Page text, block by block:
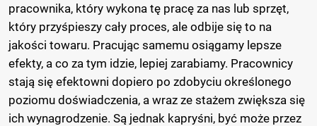
pracownika, który wykona tę pracę za nas lub sprzęt,
który przyśpieszy cały proces, ale odbije się to na
jakości towaru. Pracując samemu osiągamy lepsze
efekty, a co za tym idzie, lepiej zarabiamy. Pracownicy
stają się efektowni dopiero po zdobyciu określonego
poziomu doświadczenia, a wraz ze stażem zwiększa się
ich wynagrodzenie. Są jednak kapryśni, być może przez